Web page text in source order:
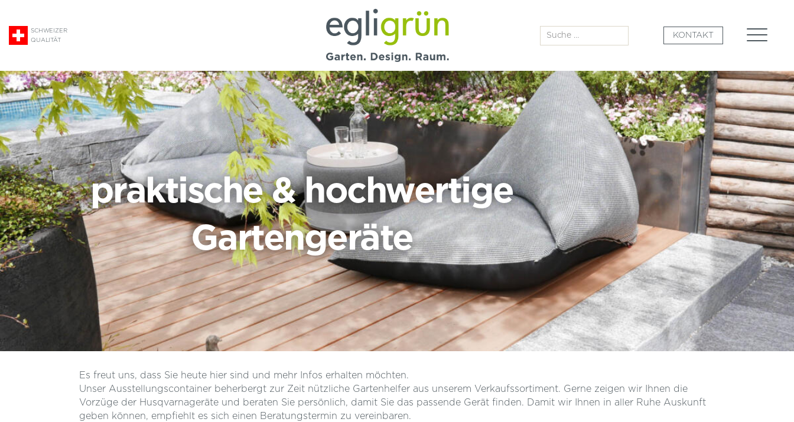
SCHWEIZER
QUALITÄT
Grün
AG
nach:
KONTAKT
hello
praktische & hochwertige
Gartengeräte
Es freut uns, dass Sie heute hier sind und mehr Infos erhalten möchten.
Unser Ausstellungscontainer beherbergt zur Zeit nützliche Gartenhelfer aus unserem Verkaufssortiment. Gerne zeigen wir Ihnen die
Vorzüge der Husqvarnageräte und beraten Sie persönlich, damit Sie das passende Gerät finden. Damit wir Ihnen in aller Ruhe Auskunft
geben können, empfiehlt es sich einen Beratungstermin zu vereinbaren.